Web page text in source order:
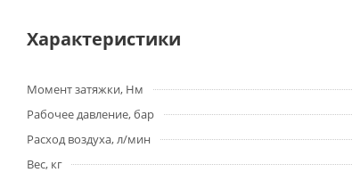
Характеристики
Момент затяжки, Нм
Рабочее давление, бар
Расход воздуха, л/мин
Вес, кг